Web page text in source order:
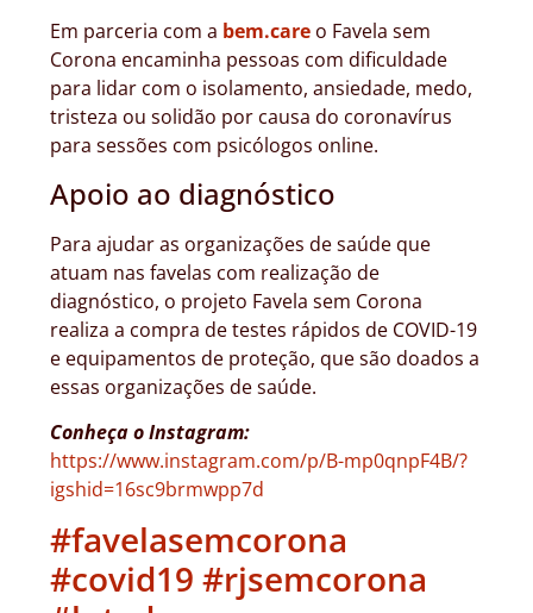
Em parceria com a bem.care o Favela sem
Corona encaminha pessoas com dificuldade
para lidar com o isolamento, ansiedade, medo,
tristeza ou solidão por causa do coronavírus
para sessões com psicólogos online.
Apoio ao diagnóstico
Para ajudar as organizações de saúde que
atuam nas favelas com realização de
diagnóstico, o projeto Favela sem Corona
realiza a compra de testes rápidos de COVID-19
e equipamentos de proteção, que são doados a
essas organizações de saúde.
Conheça o Instagram:
https://www.instagram.com/p/B-mp0qnpF4B/?
igshid=16sc9brmwpp7d
#favelasemcorona
#covid19 #rjsemcorona